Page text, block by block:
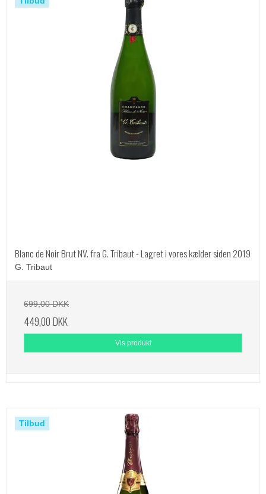
Blanc de Noir Brut NV. fra G. Tribaut - Lagret i vores kælder siden 2019
G. Tribaut
699,00 DKK
449,00 DKK
Vis produkt
Tilbud